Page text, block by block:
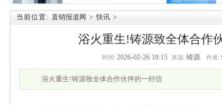
当前位置: 直销报道网 > 快讯 >
浴火重生!铸源致全体合作
时间: 2026-02-26 18:15 来源: 铸源 作者:
浴火重生!铸源致全体合作伙伴的一封信